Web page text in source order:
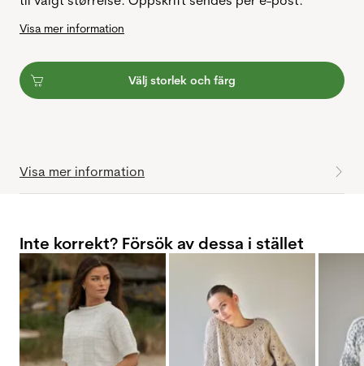
Visa mer information
Välj storlek och färg
Visa mer information
Inte korrekt? Försök av dessa i stället